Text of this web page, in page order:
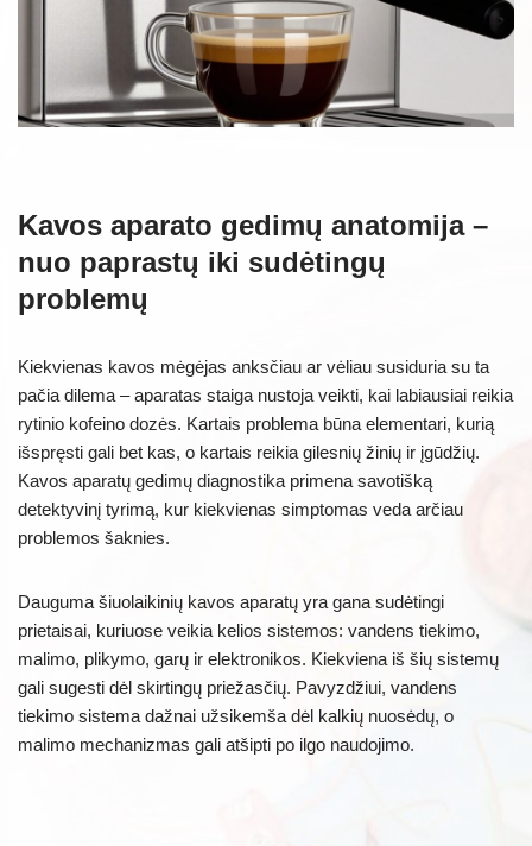
Kavos aparato gedimų anatomija –
nuo paprastų iki sudėtingų
problemų
Kiekvienas kavos mėgėjas anksčiau ar vėliau susiduria su ta
pačia dilema – aparatas staiga nustoja veikti, kai labiausiai reikia
rytinio kofeino dozės. Kartais problema būna elementari, kurią
išspręsti gali bet kas, o kartais reikia gilesnių žinių ir įgūdžių.
Kavos aparatų gedimų diagnostika primena savotišką
detektyvinį tyrimą, kur kiekvienas simptomas veda arčiau
problemos šaknies.
Dauguma šiuolaikinių kavos aparatų yra gana sudėtingi
prietaisai, kuriuose veikia kelios sistemos: vandens tiekimo,
malimo, plikymo, garų ir elektronikos. Kiekviena iš šių sistemų
gali sugesti dėl skirtingų priežasčių. Pavyzdžiui, vandens
tiekimo sistema dažnai užsikemša dėl kalkių nuosėdų, o
malimo mechanizmas gali atšipti po ilgo naudojimo.